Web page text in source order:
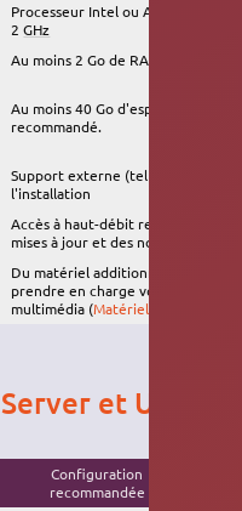
Processeur Intel ou AMD à double-
2GHz
Au moins 2 Go de RAM
Au moins 40 Go d'espace disque
recommandé.
Support externe (tel qu'une
l'installation
Accès à haut-débit recommandé,
mises à jour et des nouveaux
Du matériel additionnel peut être
prendre en charge vos divers
multimédia (Matériel pris en charge
et Ubuntu
Configuration
recommandée